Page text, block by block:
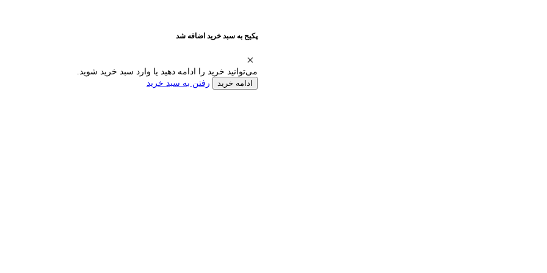
پکیج به سبد خرید اضافه شد
می‌توانید خرید را ادامه دهید یا وارد سبد خرید شوید.
ادامه خرید رفتن به سبد خرید